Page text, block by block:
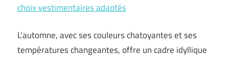
choix vestimentaires adaptés
L’automne, avec ses couleurs chatoyantes et ses
températures changeantes, offre un cadre idyllique